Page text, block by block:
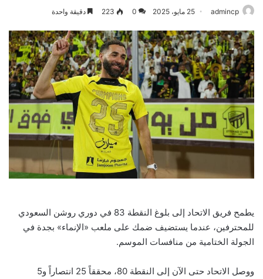
admincp 25 مايو، 2025 0
223 دقيقة واحدة
يطمح فريق الاتحاد إلى بلوغ النقطة 83 في دوري روشن السعودي
للمحترفين، عندما يستضيف ضمك على ملعب «الإنماء» بجدة في
الجولة الختامية من منافسات الموسم.
ووصل الاتحاد حتى الآن إلى النقطة 80، محققاً 25 انتصاراً و5